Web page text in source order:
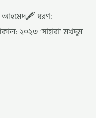
আহমেদ🖋️ ধরণ:
২০২৩ ‘সাহারা’ মখদুম